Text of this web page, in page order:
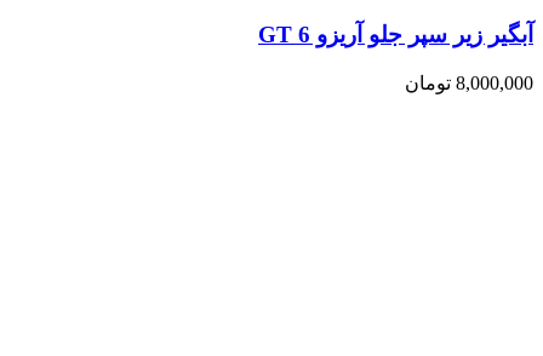
آبگیر زیر سپر جلو آریزو 6 GT
8,000,000 تومان